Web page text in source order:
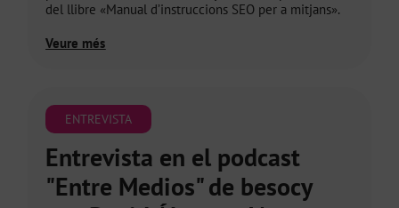
del llibre «Manual d’instruccions SEO per a mitjans».
Veure més
ENTREVISTA
Entrevista en el podcast
"Entre Medios" de besocy